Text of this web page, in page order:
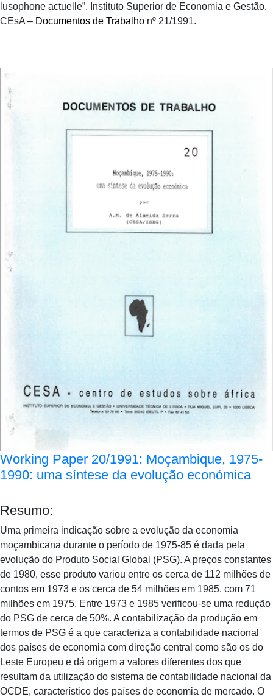
lusophone actuelle”. Instituto Superior de Economia e Gestão.
CEsA – Documentos de Trabalho nº 21/1991.
Working Paper 20/1991: Moçambique, 1975-
1990: uma síntese da evolução económica
Resumo:
Uma primeira indicação sobre a evolução da economia
moçambicana durante o período de 1975-85 é dada pela
evolução do Produto Social Global (PSG). A preços constantes
de 1980, esse produto variou entre os cerca de 112 milhões de
contos em 1973 e os cerca de 54 milhões em 1985, com 71
milhões em 1975. Entre 1973 e 1985 verificou-se uma redução
do PSG de cerca de 50%. A contabilização da produção em
termos de PSG é a que caracteriza a contabilidade nacional
dos países de economia com direção central como são os do
Leste Europeu e dá origem a valores diferentes dos que
resultam da utilização do sistema de contabilidade nacional da
OCDE, característico dos países de economia de mercado. O